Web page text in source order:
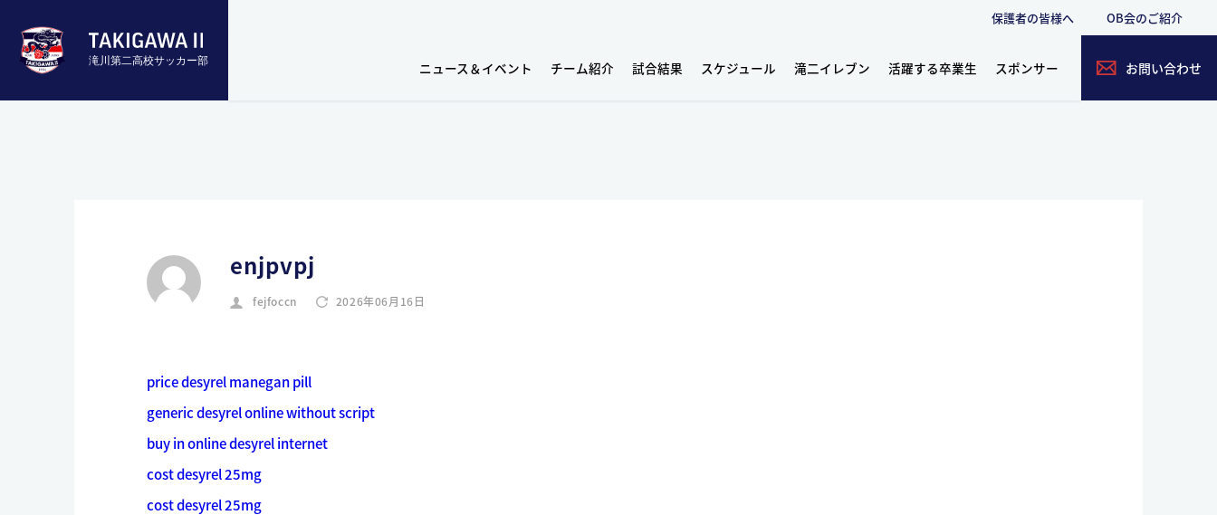
滝川第二高校サッカー部
保護者の皆様へ OB会のご紹介
ニュース＆イベント チーム紹介 試合結果 スケジュール 滝二イレブン 活躍する卒業生 スポンサー お問い合わせ
enjpvpj
fejfoccn 2026年06月16日
price desyrel manegan pill
generic desyrel online without script
buy in online desyrel internet
cost desyrel 25mg
cost desyrel 25mg